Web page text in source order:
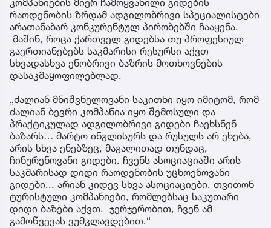
კომპანიების მიერ ჩამოყვანილი გიდების
რაოდენობის ზრდამ ადგილობრივი სპეციალისტები
არათანაბარ კონკურენტულ პირობებში ჩააყენა.
მაშინ, როცა ქართველ გიდებსა თუ პროფესიულ
გაერთიანებებს საკმარისი რესურსი აქვთ
სხვადასხვა ენობრივი ბაზრის მოთხოვნების
დასაკმაყოფილებლად.
„ძალიან მნიშვნელოვანი საკითხი იყო იმიტომ, რომ
ძალიან ბევრი კომპანია იყო შემოსული და
პრაქტიკულად ადგილობრივი გიდები ჩაეხსნენ
ბაზარს… მარტო ინგლისურს და რუსულს არ ეხება,
არის სხვა ენებზეც, მაგალითად თუნდაც,
ჩინურენოვანი გიდები. ჩვენს ასოციაციაში არის
საკმარისად დიდი რაოდენობის უცხოენოვანი
გიდები... არიან კიდევ სხვა ასოციაციები, თვითონ
ტურისტული კომპანიები, რომლებსაც საკუთარი
დიდი ბაზები აქვთ. ჯერჯერობით, ჩვენ ამ
გამოწვევას ვუმკლავდებით.“